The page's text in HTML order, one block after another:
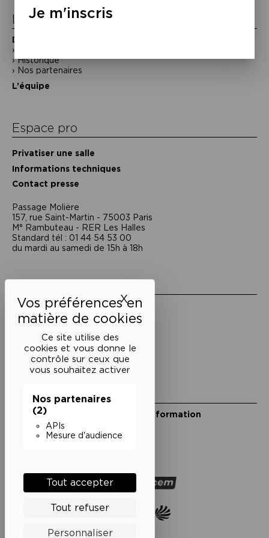
Ce site utilise des
cookies et vous donne le
contrôle sur ceux que
vous souhaitez activer
Nos partenaires
(2)
APIs
Mesure d'audience
Tout accepter
Tout refuser
Personnaliser
XMasquer le bandeau des
La Maison de la Poésie
Découvrir
Historique
Nos partenaires
L’équipe
Espace pro
Privatiser une salle
Informations techniques
Contact presse
Passage Moliėre
157, rue Saint-Martin - 75003 Paris
M° Rambuteau - RER Les Halles
Standard tél : 01 44 54 53 00
du mardi au samedi de 15h à 18h
Mentions légales
Politique de confidentialité
Conditions générales de vente
Cookies
Restons en lien
Inscrivez-vous à notre lettre d’information
Suivez-nous sur les réseaux
Je m'inscris